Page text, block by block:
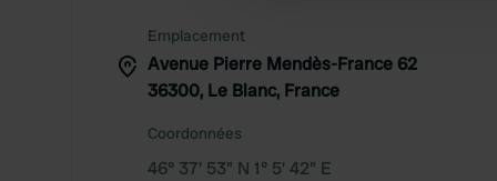
Emplacement
Avenue Pierre Mendès-France 62
36300, Le Blanc, France
Coordonnées
46° 37' 53" N 1° 5' 42" E